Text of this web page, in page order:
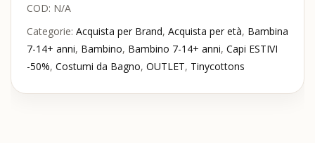
COD: N/A
Categorie: Acquista per Brand, Acquista per età, Bambina
7-14+ anni, Bambino, Bambino 7-14+ anni, Capi ESTIVI
-50%, Costumi da Bagno, OUTLET, Tinycottons